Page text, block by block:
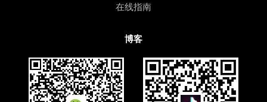
在线指南
博客